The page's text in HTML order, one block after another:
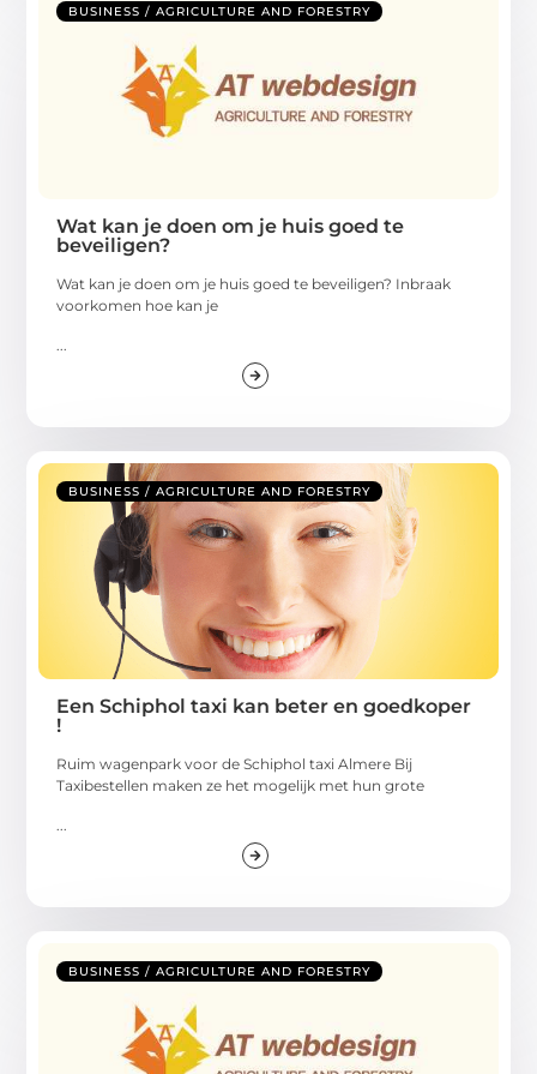
BUSINESS / AGRICULTURE AND FORESTRY
Wat kan je doen om je huis goed te
beveiligen?
Wat kan je doen om je huis goed te beveiligen? Inbraak
voorkomen hoe kan je
BUSINESS / AGRICULTURE AND FORESTRY
Een Schiphol taxi kan beter en goedkoper
!
Ruim wagenpark voor de Schiphol taxi Almere Bij
Taxibestellen maken ze het mogelijk met hun grote
BUSINESS / AGRICULTURE AND FORESTRY